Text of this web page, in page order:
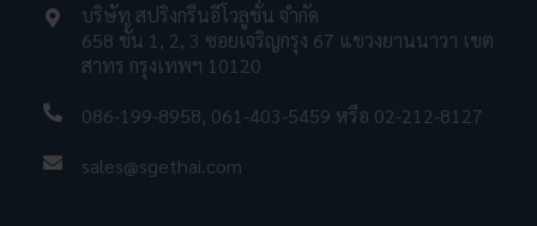
บริษัท สปริงกรีนอีโวลูชั่น จำกัด
658 ชั้น 1, 2, 3 ซอยเจริญกรุง 67 แขวงยานนาวา เขต
สาทร กรุงเทพฯ 10120
086-199-8958, 061-403-5459 หรือ 02-212-8127
sales@sgethai.com